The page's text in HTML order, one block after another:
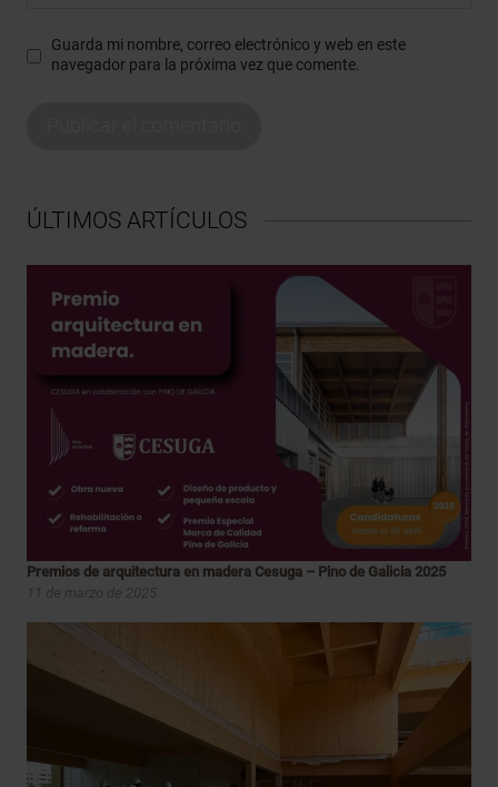
Guarda mi nombre, correo electrónico y web en este
navegador para la próxima vez que comente.
ÚLTIMOS ARTÍCULOS
Premios de arquitectura en madera Cesuga – Pino de Galicia 2025
11 de marzo de 2025